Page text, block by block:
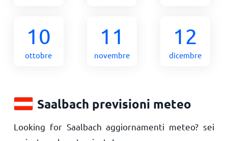
10
ottobre
11
novembre
12
dicembre
Saalbach previsioni meteo
Looking for Saalbach aggiornamenti meteo? sei